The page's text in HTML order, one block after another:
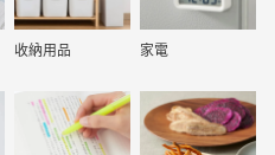
收納用品 家電